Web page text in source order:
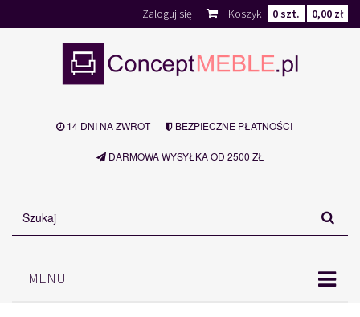
Koszyk 0szt. 0,00 zł
Zaloguj się
14 DNI NA ZWROT BEZPIECZNE PŁATNOŚCI
DARMOWA WYSYŁKA OD 2500 ZŁ
MENU